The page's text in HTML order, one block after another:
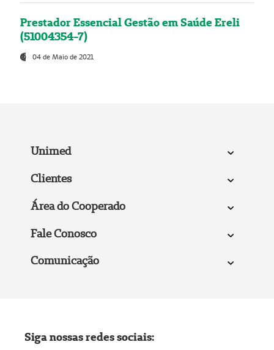
Prestador Essencial Gestão em Saúde Ereli
(51004354-7)
04 de Maio de 2021
Unimed
Clientes
Área do Cooperado
Fale Conosco
Comunicação
Siga nossas redes sociais: